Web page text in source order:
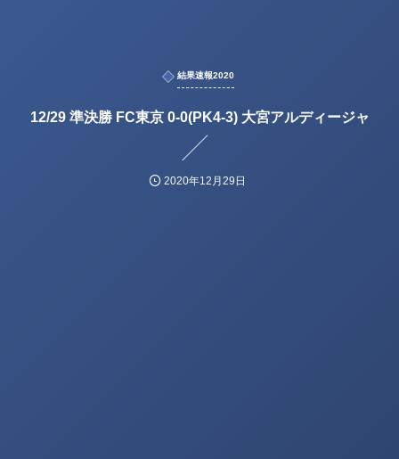
結果速報2020
12/29 準決勝 FC東京 0-0(PK4-3) 大宮アルディージャ
2020年12月29日